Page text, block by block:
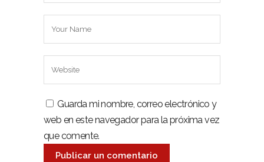
Guarda mi nombre, correo electrónico y
web en este navegador para la próxima vez
que comente.